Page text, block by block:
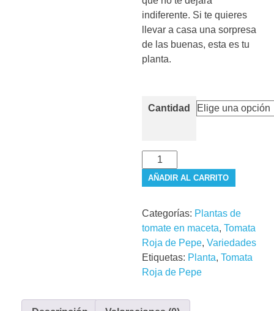
indiferente. Si te quieres
llevar a casa una sorpresa
de las buenas, esta es tu
planta.
Cantidad
Tomata
Roja
de
(Planta)
cantidad
AÑADIR AL CARRITO
Categorías: Plantas de
tomate en maceta, Tomata
Roja de Pepe, Variedades
Etiquetas: Planta, Tomata
Roja de Pepe